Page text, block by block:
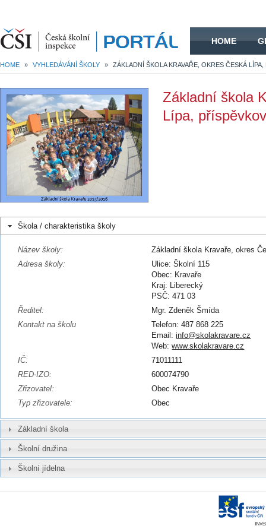
HOME
HOME » VYHLEDÁVÁNÍ ŠKOLY »
Základní škola
Lípa,
Škola / charakteristika školy
Název školy:
Základní škola Kravaře, okres
Adresa školy:
Ulice: Školní 115
Obec: Kravaře
Kraj: Liberecký
PSČ: 471 03
Ředitel:
Mgr. Zdeněk Šmída
Kontakt na školu
Telefon: 487 868 225
Email:info@skolakravare.cz
Web:www.skolakravare.cz
IČ:
71011111
RED-IZO:
600074790
Zřizovatel:
Obec Kravaře
Typ zřizovatele:
Obec
Základní škola
Školní družina
Školní jídelna